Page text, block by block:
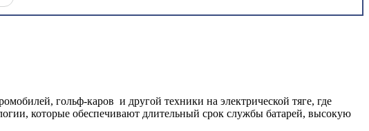
гольф-каров и другой техники на электрической тяге, где
которые обеспечивают длительный срок службы батарей, высокую